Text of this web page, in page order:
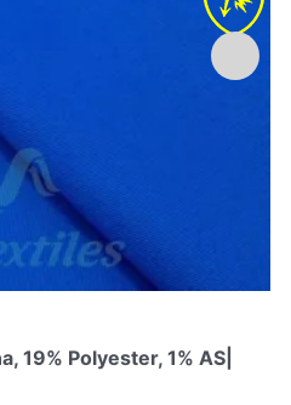
19% Polyester, 1% AS|